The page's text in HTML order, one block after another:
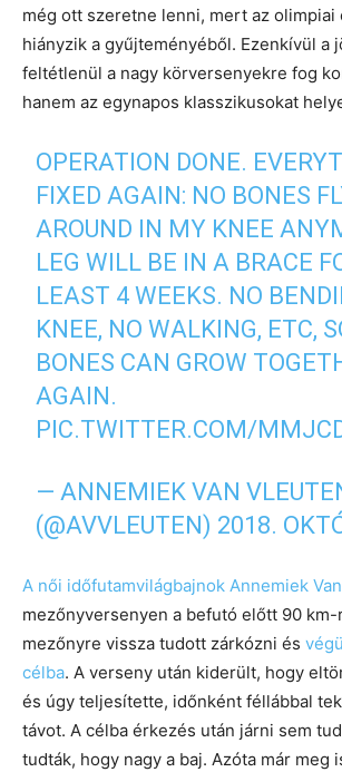
még ott szeretne lenni, mert az olimpiai
hiányzik a gyűjteményéből. Ezenkívül a
feltétlenül a nagy körversenyekre fog
hanem az egynapos klasszikusokat
OPERATION DONE.
FIXED AGAIN: NO BONES
AROUND IN MY KNEE
LEG WILL BE IN A BRACE
LEAST 4 WEEKS. NO
KNEE, NO WALKING, ETC,
BONES CAN GROW
AGAIN.
PIC.TWITTER.COM/
— ANNEMIEK VAN
(@AVVLEUTEN) 2018.
A női időfutamvilágbajnok Annemiek
mezőnyversenyen a befutó előtt 90
mezőnyre vissza tudott zárkózni és
célba. A verseny után kiderült, hogy
és úgy teljesítette, időnként féllábbal
távot. A célba érkezés után járni sem
tudták, hogy nagy a baj. Azóta már meg